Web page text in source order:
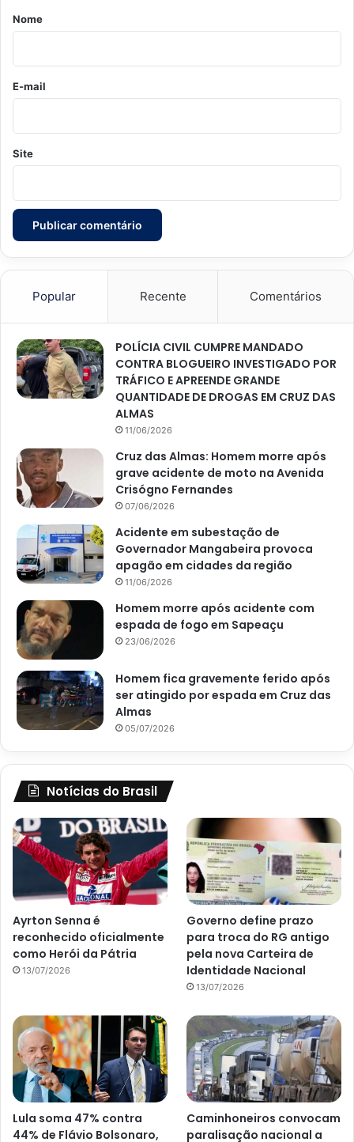
r
o
*
Nome
E-mail
Site
Popular Recente Comentários
POLÍCIA CIVIL CUMPRE MANDADO
CONTRA BLOGUEIRO INVESTIGADO POR
TRÁFICO E APREENDE GRANDE
QUANTIDADE DE DROGAS EM CRUZ DAS
ALMAS
11/06/2026
Cruz das Almas: Homem morre após
grave acidente de moto na Avenida
Crisógno Fernandes
07/06/2026
Acidente em subestação de
Governador Mangabeira provoca
apagão em cidades da região
11/06/2026
Homem morre após acidente com
espada de fogo em Sapeaçu
23/06/2026
Homem fica gravemente ferido após
ser atingido por espada em Cruz das
Almas
05/07/2026
Notícias do Brasil
Ayrton Senna é
reconhecido oficialmente
como Herói da Pátria
13/07/2026
Governo define prazo
para troca do RG antigo
pela nova Carteira de
Identidade Nacional
13/07/2026
Lula soma 47% contra
44% de Flávio Bolsonaro,
Caminhoneiros convocam
paralisação nacional a